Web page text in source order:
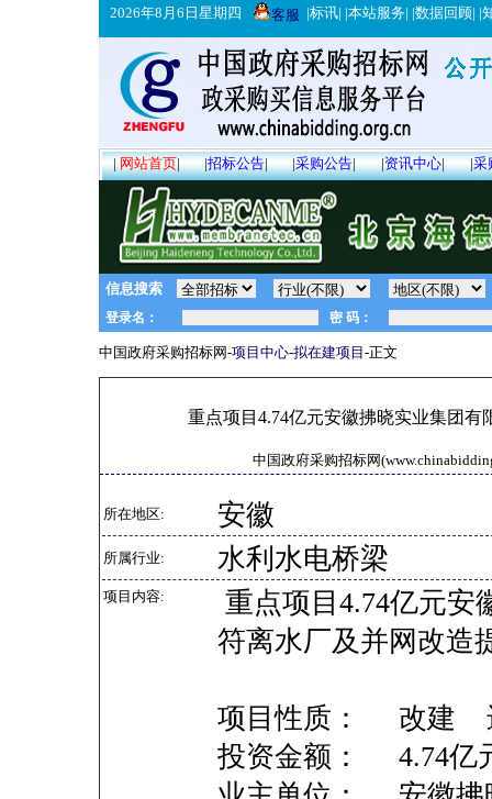
2026年8月6日星期四 客服 |标讯| |本站服务| |数据回顾| |
|网站首页| |招标公告| |采购公告| |资讯中心| |采
信息搜索
中国政府采购招标网-项目中心-拟在建项目 -正文
重点项目4.74亿元安徽拂晓实业集团
中国政府采购招标网
所在地区: 安徽
所属行业: 水利水电桥梁
项目内容:
重点项目4.74亿元安
符离水厂及并网改造
项目性质： 改建
投资金额： 4.74